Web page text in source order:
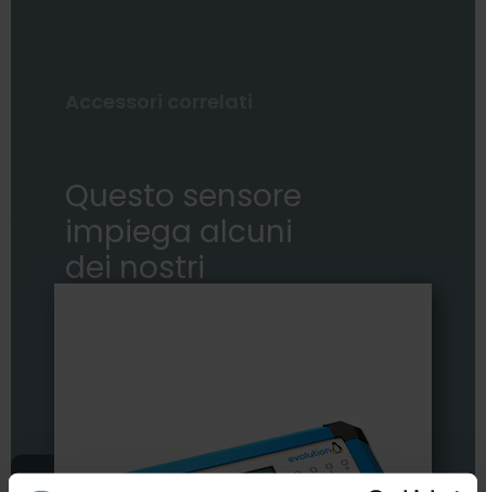
Questo sensore
impiega alcuni
dei nostri